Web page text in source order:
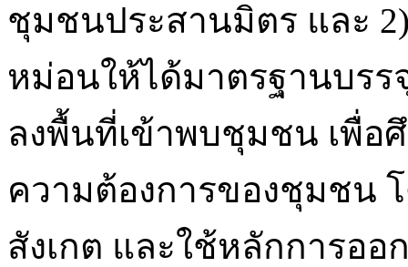
ชุมชนประสานมิตร และ
หม่อนให้ได้มาตรฐานบร
ลงพื้นที่เข้าพบชุมชน เพื่อ
ความต้องการของชุมชน
สังเกต และใช้หลักการอ